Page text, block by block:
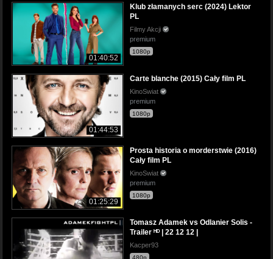
01:40:52
Klub złamanych serc (2024) Lektor
PL
Filmy Akcji
premium
1080p
01:44:53
Carte blanche (2015) Cały film PL
KinoSwiat
premium
1080p
01:25:29
Prosta historia o morderstwie (2016)
Cały film PL
KinoSwiat
premium
1080p
Tomasz Adamek vs Odlanier Solis -
Trailer ᴴᴰ | 22 12 12 |
Kacper93